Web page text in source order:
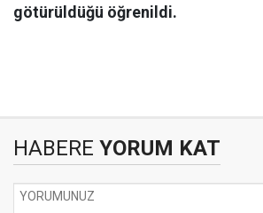
götürüldüğü öğrenildi.
HABERE YORUM KAT